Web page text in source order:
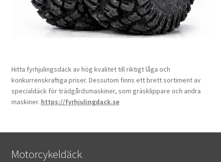
Hitta fyrhjulingsdäck av hög kvalitet till riktigt låga och
konkurrenskraftiga priser. Dessutom finns ett brett sortiment av
specialdäck för trädgårdsmaskiner, som gräsklippare och andra
maskiner. https://fyrhjulingdack.se
Motorcykeldäck